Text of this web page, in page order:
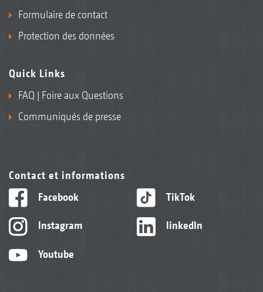
Formulaire de contact
Protection des données
Quick Links
FAQ | Foire aux Questions
Communiqués de presse
Contact et informations
Facebook
Instagram
Youtube
TikTok
linkedIn